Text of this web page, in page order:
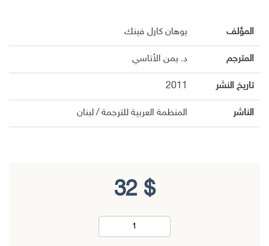
المؤلف يوهان كارل فينك
المترجم د. يمن الأتاسي
تاريخ النشر 2011
الناشر المنظمة العربية للترجمة / لبنان
32 $